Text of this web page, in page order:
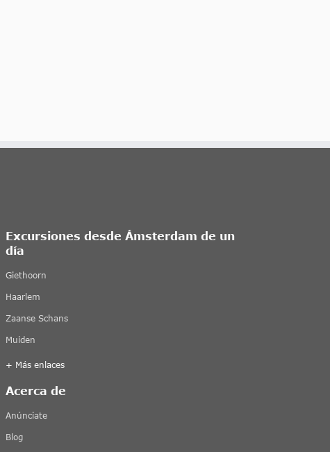
Excursiones desde Ámsterdam de un
día
Giethoorn
Haarlem
Zaanse Schans
Muiden
+ Más enlaces
Acerca de
Anúnciate
Blog